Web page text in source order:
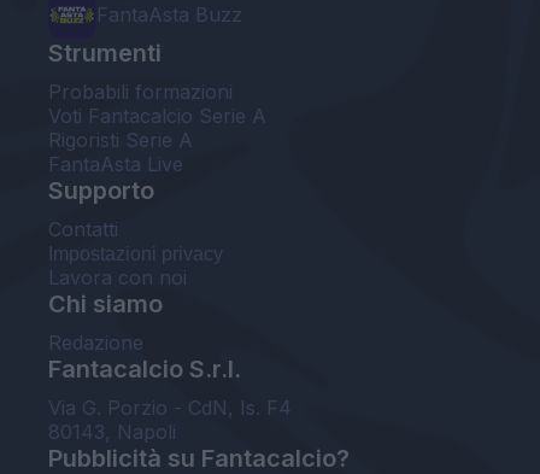
FantaAsta Buzz
Strumenti
Probabili formazioni
Voti Fantacalcio Serie A
Rigoristi Serie A
FantaAsta Live
Supporto
Contatti
Impostazioni privacy
Lavora con noi
Chi siamo
Redazione
Fantacalcio S.r.l.
Via G. Porzio - CdN, Is. F4
80143, Napoli
Pubblicità su Fantacalcio?